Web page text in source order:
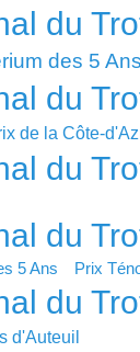
du
des 5 Ans
du
de la Côte-
du
du
5 Ans Prix
du
d'Auteuil